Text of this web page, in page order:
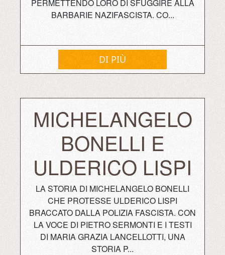
PERMETTENDO LORO DI SFUGGIRE ALLA
BARBARIE NAZIFASCISTA. CO...
DI PIÙ
MICHELANGELO
BONELLI E
ULDERICO LISPI
LA STORIA DI MICHELANGELO BONELLI
CHE PROTESSE ULDERICO LISPI
BRACCATO DALLA POLIZIA FASCISTA. CON
LA VOCE DI PIETRO SERMONTI E I TESTI
DI MARIA GRAZIA LANCELLOTTI, UNA
STORIA P...